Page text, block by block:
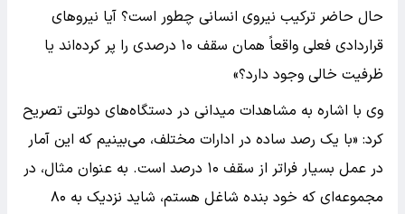
حال حاضر ترکیب نیروی انسانی چطور است؟ آیا نیروهای
قراردادی فعلی واقعاً همان سقف ۱۰ درصدی را پر کرده‌اند یا
ظرفیت خالی وجود دارد؟»
وی با اشاره به مشاهدات میدانی در دستگاه‌های دولتی تصریح
کرد: «با یک رصد ساده در ادارات مختلف، می‌بینیم که این آمار
در عمل بسیار فراتر از سقف ۱۰ درصد است. به عنوان مثال، در
مجموعه‌ای که خود بنده شاغل هستم، شاید نزدیک به ۸۰